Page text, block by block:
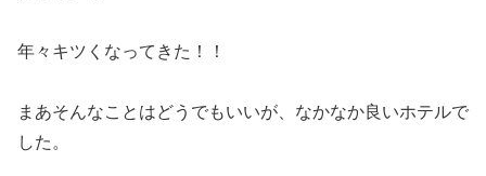
年々キツくなってきた！！
まあそんなことはどうでもいいが、なかなか良いホテルで
した。